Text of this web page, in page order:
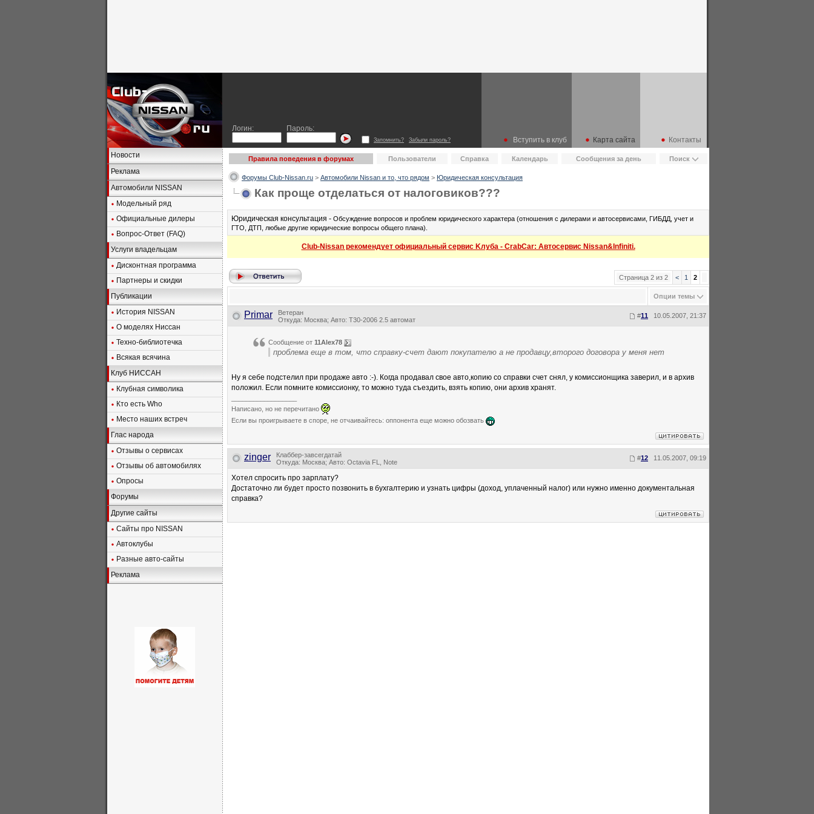
Логин: Пароль:
Запомнить? Забыли пароль? Вступить в клуб Карта сайта
Контакты
Новости
Реклама
Автомобили NISSAN
Модельный ряд
Официальные дилеры
Вопрос-Ответ (FAQ)
Услуги владельцам
Дисконтная программа
Партнеры и скидки
Публикации
История NISSAN
О моделях Ниссан
Техно-библиотечка
Всякая всячина
Клуб НИССАН
Клубная символика
Кто есть Who
Место наших встреч
Глас народа
Отзывы о сервисах
Отзывы об автомобилях
Опросы
Форумы
Другие сайты
Сайты про NISSAN
Автоклубы
Разные авто-сайты
Реклама
Правила поведения в форумах Пользователи Справка Календарь Сообщения за день Поиск
Форумы Club-Nissan.ru > Автомобили Nissan и то, что рядом > Юридическая консультация
Как проще отделаться от налоговиков???
Юридическая консультация - Обсуждение вопросов и проблем юридического характера (отношения с дилерами и автосервисами, ГИБДД, учет и
ГТО, ДТП, любые другие юридические вопросы общего плана).
Club-Nissan рекомендует официальный сервис Kлуба - CrabCar: Автосервис Nissan&Infiniti.
Страница 2 из 2 < 1 2
Опции темы
Primar
Ветеран
Откуда: Москва; Авто: Т30-2006 2.5 автомат
#11 10.05.2007, 21:37
Сообщение от 11Alex78
проблема еще в том, что справку-счет дают покупателю а не продавцу,второго договора у меня нет
Ну я себе подстелил при продаже авто :-). Когда продавал свое авто,копию со справки счет снял, у комиссионщика заверил, и в архив
положил. Если помните комиссионку, то можно туда съездить, взять копию, они архив хранят.
Написано, но не перечитано
Если вы проигрываете в споре, не отчаивайтесь: оппонента еще можно обозвать
zinger
Клаббер-завсегдатай
Откуда: Москва; Авто: Octavia FL, Note
#12 11.05.2007, 09:19
Хотел спросить про зарплату?
Достаточно ли будет просто позвонить в бухгалтерию и узнать цифры (доход, уплаченный налог) или нужно именно документальная
справка?